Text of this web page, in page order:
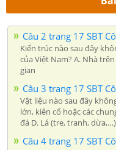
Câu 2 trang 17 SBT
Kiến trúc nào sau đây
của Việt Nam? A. Nhà
gian
Câu 3 trang 17 SBT
Vật liệu nào sau đây
lớn, kiên cố hoặc các
đá D. Lá (tre, tranh, dừa,…)
Câu 4 trang 17 SBT